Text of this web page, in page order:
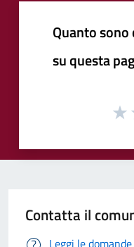
Quanto
su questa
Contatta il